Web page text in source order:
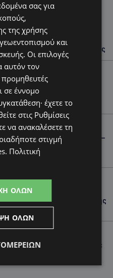
συμβολικά οδοφράγματα
τι ώρα θα γίνουν οι δράσεις
υπερβολική ταχύτητα σε
κυριάρχησε στους
είναι μόνο ένας αριθμός –
είναι η πραγματική μας
ζωής για τη 37χρονη
Έρανος για τη θεραπεία της
φέρεται να παρενοχλούσε
σας για
της χρήσης
και
Οι επιλογές
αυτόν τον
σε έννομο
έχετε το
στις Ρυθμίσεις
να ανακαλέσετε τη
στιγμή
. Πολιτική
ΌΛΩΝ
ΌΛΩΝ